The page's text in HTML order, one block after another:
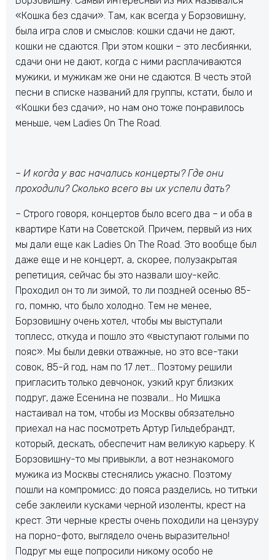
«Кошка без сдачи». Там, как всегда у Борзовишну,
была игра слов и смыслов: кошки сдачи не дают,
кошки не сдаются. При этом кошки – это лесбиянки,
сдачи они не дают, когда с ними расплачиваются
мужики, и мужикам же они не сдаются. В честь этой
песни в списке названий для группы, кстати, было и
«Кошки без сдачи», но нам оно тоже понравилось
меньше, чем Ladies On The Road.
– И когда у вас начались концерты? Где они
проходили? Сколько всего вы их успели дать?
– Строго говоря, концертов было всего два – и оба в
квартире Кати на Советской. Причем, первый из них
мы дали еще как Ladies On The Road. Это вообще был
даже еще и не концерт, а, скорее, полузакрытая
репетиция, сейчас бы это назвали шоу-кейс.
Проходил он то ли зимой, то ли поздней осенью 85-
го, помню, что было холодно. Тем не менее,
Борзовишну очень хотел, чтобы мы выступали
топлесс, откуда и пошло это «выступают голыми по
пояс». Мы были девки отважные, но это все-таки
совок, 85-й год, нам по 17 лет… Поэтому решили
пригласить только девчонок, узкий круг близких
подруг, даже Есенина не позвали… Но Мишка
настаивал на том, чтобы из Москвы обязательно
приехал на нас посмотреть Артур Гильдебрандт,
который, дескать, обеспечит нам великую карьеру. К
Борзовишну-то мы привыкли, а вот незнакомого
мужика из Москвы стеснялись ужасно. Поэтому
пошли на компромисс: до пояса разделись, но титьки
себе заклеили кусками черной изоленты, крест на
крест. Эти черные кресты очень походили на цензуру
на порно-фото, выглядело очень выразительно!
Подруг мы еще попросили никому особо не